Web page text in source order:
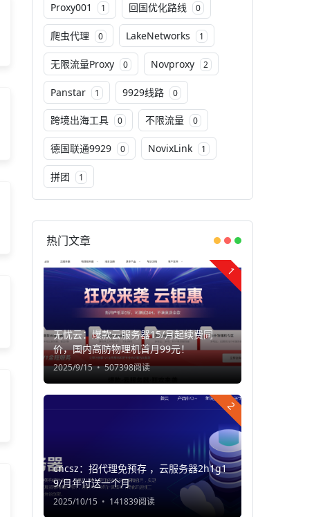
Proxy001 1 回国优化路线 0
爬虫代理 0 LakeNetworks 1
无限流量Proxy 0 Novproxy 2
Panstar 1 9929线路 0
跨境出海工具 0 不限流量 0
德国联通9929 0 NovixLink 1
拼团 1
热门文章
1
无忧云：爆款云服务器15/月起续费同
价，国内高防物理机首月99元！
2025/9/15 507398阅读
2
cncsz：招代理免预存 ，云服务器2h1g1
9/月年付送一个月
2025/10/15 141839阅读